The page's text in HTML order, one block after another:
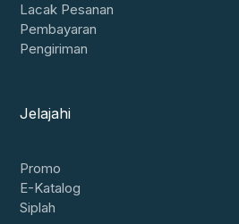
Lacak Pesanan
Pembayaran
Pengiriman
Jelajahi
Promo
E-Katalog
Siplah